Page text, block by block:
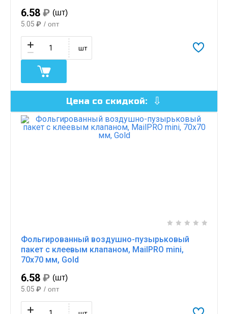
6.58 ₽ (шт)
5.05 ₽ / опт
шт
Цена со скидкой:
Фольгированный воздушно-пузырьковый
пакет с клеевым клапаном, MailPRO mini,
70х70 мм, Gold
6.58 ₽ (шт)
5.05 ₽ / опт